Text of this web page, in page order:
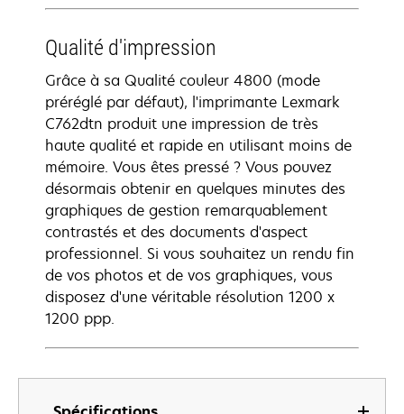
Qualité d'impression
Grâce à sa Qualité couleur 4800 (mode
préréglé par défaut), l'imprimante Lexmark
C762dtn produit une impression de très
haute qualité et rapide en utilisant moins de
mémoire. Vous êtes pressé ? Vous pouvez
désormais obtenir en quelques minutes des
graphiques de gestion remarquablement
contrastés et des documents d'aspect
professionnel. Si vous souhaitez un rendu fin
de vos photos et de vos graphiques, vous
disposez d'une véritable résolution 1200 x
1200 ppp.